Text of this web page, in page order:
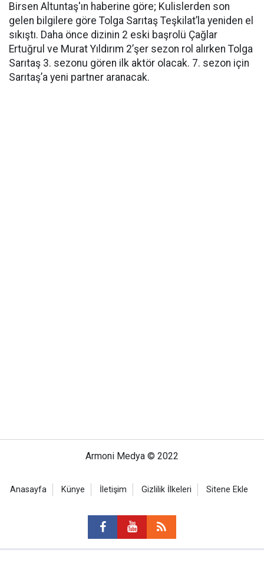
Birsen Altuntaş'ın haberine göre; Kulislerden son
gelen bilgilere göre Tolga Sarıtaş Teşkilat’la yeniden el
sıkıştı. Daha önce dizinin 2 eski başrolü Çağlar
Ertuğrul ve Murat Yıldırım 2’şer sezon rol alırken Tolga
Sarıtaş 3. sezonu gören ilk aktör olacak. 7. sezon için
Sarıtaş’a yeni partner aranacak.
Armoni Medya © 2022
Anasayfa Künye İletişim Gizlilik İlkeleri Sitene Ekle